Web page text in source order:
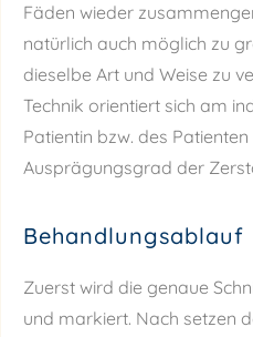
Fäden wieder
natürlich auch möglich zu
dieselbe Art und Weise zu
Technik orientiert sich am
Patientin bzw. des
Ausprägungsgrad der
Behandlungsablauf
Zuerst wird die genaue
und markiert. Nach setzen